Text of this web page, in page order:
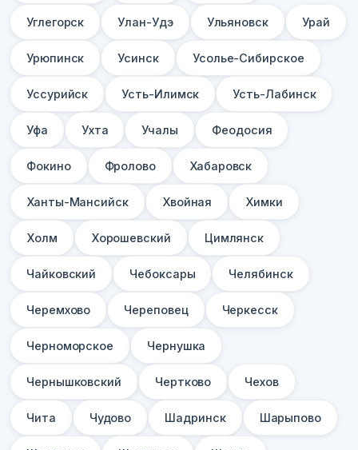
Углегорск Улан-Удэ Ульяновск Урай
Урюпинск Усинск Усолье-Сибирское
Уссурийск Усть-Илимск Усть-Лабинск
Уфа Ухта Учалы Феодосия
Фокино Фролово Хабаровск
Ханты-Мансийск Хвойная Химки
Холм Хорошевский Цимлянск
Чайковский Чебоксары Челябинск
Черемхово Череповец Черкесск
Черноморское Чернушка
Чернышковский Чертково Чехов
Чита Чудово Шадринск Шарыпово